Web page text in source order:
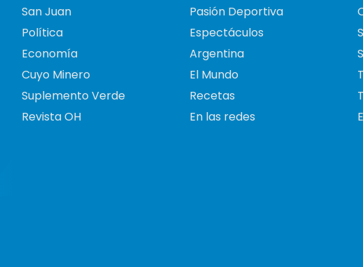
San Juan
Política
Economía
Cuyo Minero
Suplemento Verde
Revista OH
Pasión Deportiva
Espectáculos
Argentina
El Mundo
Recetas
En las redes